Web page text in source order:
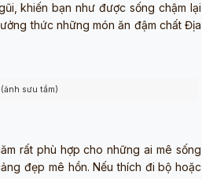
khiến bạn như được sống chậm lại
thức những món ăn đậm chất Địa
sưu tầm)
rất phù hợp cho những ai mê sống
đẹp mê hồn. Nếu thích đi bộ hoặc